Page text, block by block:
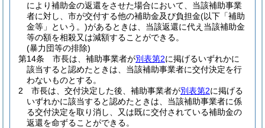
により補助金の返還をさせた場合において、当該補助事業
者に対し、市が交付する他の補助金及び負担金(以下「補助
金等」という。)があるときは、当該返還に代え当該補助金
等の額を相殺又は減額することができる。
(暴力団等の排除)
第14条
市長は、補助事業者が別表第2に掲げるいずれかに
該当すると認めたときは、当該補助事業者に交付決定を行
わないものとする。
2
市長は、交付決定した後、補助事業者が別表第2に掲げる
いずれかに該当すると認めたときは、当該補助事業者に係
る交付決定を取り消し、又は既に交付されている補助金の
返還を命ずることができる。